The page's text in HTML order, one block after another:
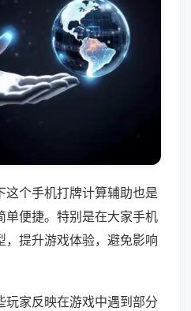
这个手机打牌计算辅助也是
单便捷。特别是在大家手机
，提升游戏体验，避免影响
玩家反映在游戏中遇到部分